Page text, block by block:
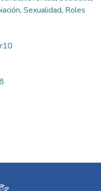
, Sexualidad, Roles